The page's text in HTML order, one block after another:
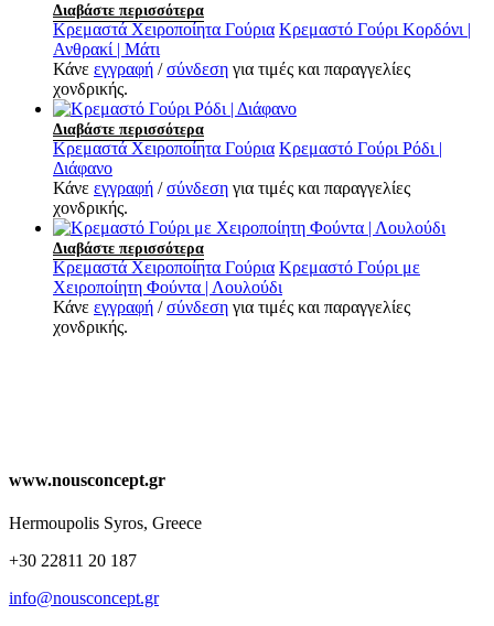
Διαβάστε περισσότερα
Κρεμαστά Χειροποίητα Γούρια Κρεμαστό Γούρι Κορδόνι |
Ανθρακί | Μάτι
Κάνε εγγραφή /σύνδεση για τιμές και παραγγελίες
χονδρικής.
Διαβάστε περισσότερα
Κρεμαστά Χειροποίητα Γούρια Κρεμαστό Γούρι Ρόδι |
Διάφανο
Κάνε εγγραφή /σύνδεση για τιμές και παραγγελίες
χονδρικής.
Διαβάστε περισσότερα
Κρεμαστά Χειροποίητα Γούρια Κρεμαστό Γούρι με
Χειροποίητη Φούντα | Λουλούδι
Κάνε εγγραφή /σύνδεση για τιμές και παραγγελίες
χονδρικής.
www.nousconcept.gr
Hermoupolis Syros, Greece
+30 22811 20 187
info@nousconcept.gr